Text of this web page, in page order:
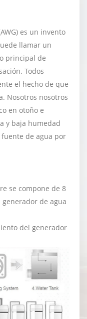
es un invento
llamar un
principal de
Todos
el hecho de que
Nosotros nosotros
en otoño e
y baja humedad
fuente de agua por
se compone de 8
de agua
del generador